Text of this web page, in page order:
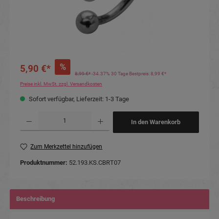
5,90 €* %
8,99 €*-34.37% 30 Tage Bestpreis: 8,99 €*
Preise inkl. MwSt. zzgl. Versandkosten
Sofort verfügbar, Lieferzeit: 1-3 Tage
In den Warenkorb
Zum Merkzettel hinzufügen
Produktnummer: 52.193.KS.CBRT07
Beschreibung